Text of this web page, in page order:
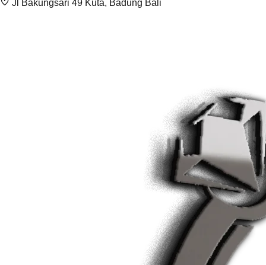
Jl Bakungsari 49 Kuta, Badung Bali